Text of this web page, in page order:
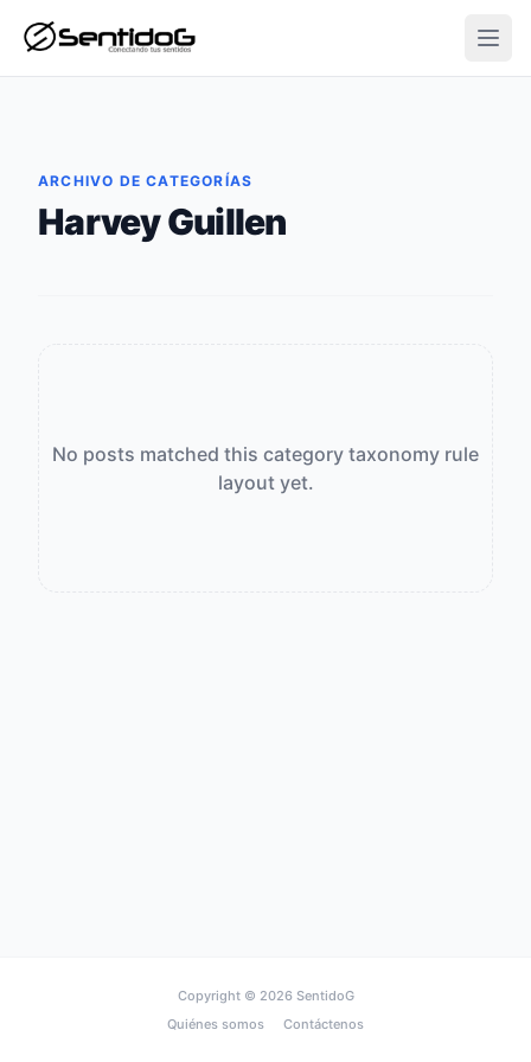
ARCHIVO DE CATEGORÍAS
Harvey Guillen
No posts matched this category taxonomy rule
layout yet.
Copyright © 2026 SentidoG
Quiénes somos
Contáctenos